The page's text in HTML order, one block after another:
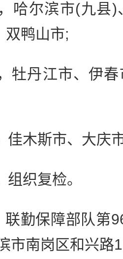
尔滨市(九县)
双鸭山市;
丹江市、伊春
木斯市、大庆
织复检。
保障部队第
市南岗区和兴路